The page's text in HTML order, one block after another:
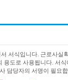
서식입니다. 근로사실
용도로 사용됩니다. 서
담당자의 서명이 필요